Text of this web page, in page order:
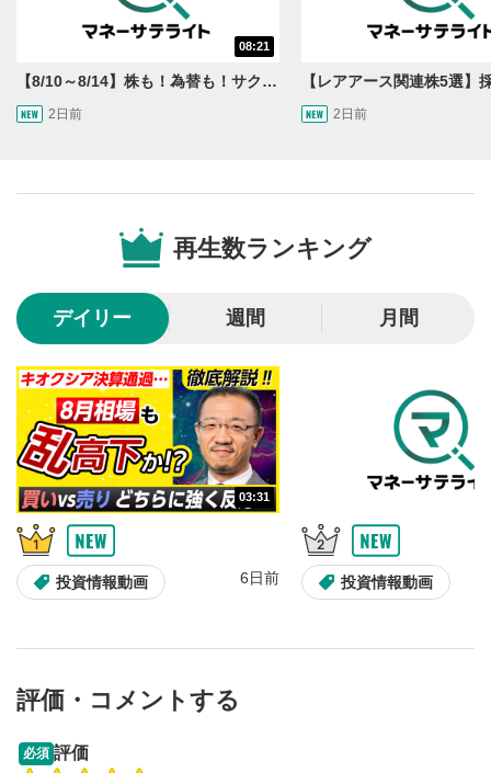
動画再生エリア
動画再生エリアをクリックすると、動画を再生または
一時停止します。
2
再生/一時停止
動画を再生または一時停止します。
10秒戻し/10秒送り
10秒、動画を巻き戻し/早送りします。
シークバー
再生位置を示しています。再生したい位置をクリック
するとその位置から動画が再生されます。
6
画質/再生速度の設定
画質の選択/再生速度の変更ができます。
7
音量調整
スライダーを上下すると音量が調整できます。
8
全画面表示
08:21
【8/10～8/14】株も！為替も！サクッと！来週のマーケット見通し＜Next View＞
2日前 2日前
再生数ランキング
デイリー 週間 月間
03:31
投資情報動画 6日前 投資情報動画
評価・コメントする
必須 評価